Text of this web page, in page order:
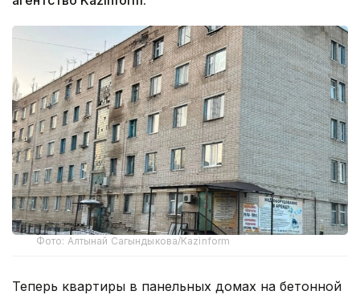
Фото: Алтынай Сагындыкова/Kazinform
Теперь квартиры в панельных домах на бетонной